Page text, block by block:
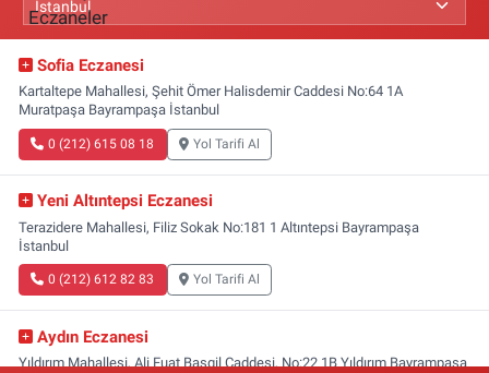
Sofia Eczanesi
Kartaltepe Mahallesi, Şehit Ömer Halisdemir Caddesi No:64 1A
Muratpaşa Bayrampaşa İstanbul
0 (212) 615 08 18 Yol Tarifi Al
Yeni Altıntepsi Eczanesi
Terazidere Mahallesi, Filiz Sokak No:181 1 Altıntepsi Bayrampaşa
İstanbul
0 (212) 612 82 83 Yol Tarifi Al
Aydın Eczanesi
Yıldırım Mahallesi, Ali Fuat Başgil Caddesi, No:22 1B Yıldırım Bayrampaşa